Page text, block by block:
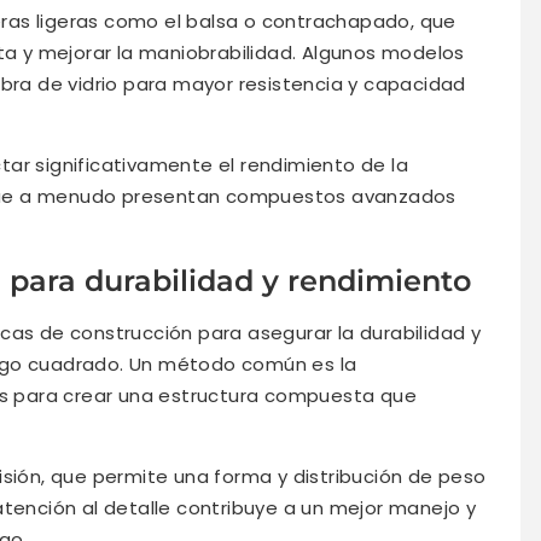
ligeras como el balsa o contrachapado, que
y mejorar la maniobrabilidad. Algunos modelos
de vidrio para mayor resistencia y capacidad
significativamente el rendimiento de la
a menudo presentan compuestos avanzados
para durabilidad y rendimiento
de construcción para asegurar la durabilidad y
cuadrado. Un método común es la
crear una estructura compuesta que
que permite una forma y distribución de peso
al detalle contribuye a un mejor manejo y